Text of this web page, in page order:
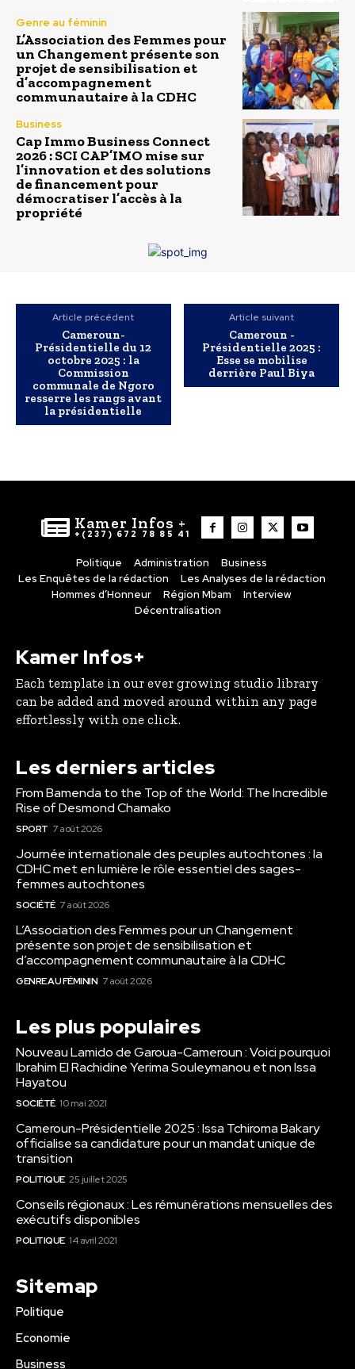
Genre au féminin
L’Association des Femmes pour
un Changement présente son
projet de sensibilisation et
d’accompagnement
communautaire à la CDHC
Business
Cap Immo Business Connect
2026 : SCI CAP’IMO mise sur
l’innovation et des solutions
de financement pour
démocratiser l’accès à la
propriété
Article précédent
Cameroun-
Présidentielle du 12
octobre 2025 : la
Commission
communale de Ngoro
resserre les rangs avant
la présidentielle
Article suivant
Cameroun -
Présidentielle 2025 :
Esse se mobilise
derrière Paul Biya
Kamer Infos +
+(237) 672 78 85 41
Politique Administration
Business
Les Enquêtes de la rédaction
Les Analyses de la rédaction
Hommes d’Honneur
Région Mbam
Interview
Décentralisation
Kamer Infos+
Each template in our ever growing studio library
can be added and moved around within any page
effortlessly with one click.
Les derniers articles
From Bamenda to the Top of the World: The Incredible
Rise of Desmond Chamako
SPORT 7 août 2026
Journée internationale des peuples autochtones : la
CDHC met en lumière le rôle essentiel des sages-
femmes autochtones
SOCIÉTÉ 7 août 2026
L’Association des Femmes pour un Changement
présente son projet de sensibilisation et
d’accompagnement communautaire à la CDHC
GENRE AU FÉMININ 7 août 2026
Les plus populaires
Nouveau Lamido de Garoua-Cameroun : Voici pourquoi
Ibrahim El Rachidine Yerima Souleymanou et non Issa
Hayatou
SOCIÉTÉ 10 mai 2021
Cameroun-Présidentielle 2025 : Issa Tchiroma Bakary
officialise sa candidature pour un mandat unique de
transition
POLITIQUE 25 juillet 2025
Conseils régionaux : Les rémunérations mensuelles des
exécutifs disponibles
POLITIQUE 14 avril 2021
Sitemap
Politique
Economie
Business